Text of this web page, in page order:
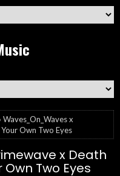
Waves_On_Waves x
Own Two Eyes
x Death
Two Eyes